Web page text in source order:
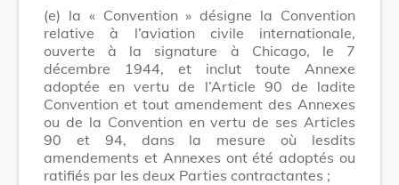
(e) la « Convention » désigne la Convention
relative à l’aviation civile internationale,
ouverte à la signature à Chicago, le 7
décembre 1944, et inclut toute Annexe
adoptée en vertu de l’Article 90 de ladite
Convention et tout amendement des Annexes
ou de la Convention en vertu de ses Articles
90 et 94, dans la mesure où lesdits
amendements et Annexes ont été adoptés ou
ratifiés par les deux Parties contractantes ;